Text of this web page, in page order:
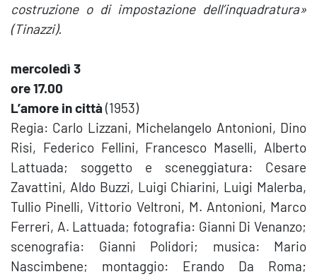
costruzione o di impostazione dell’inquadratura»
(Tinazzi).
mercoledì 3
ore 17.00
L’amore in città(1953)
Regia: Carlo Lizzani, Michelangelo Antonioni, Dino
Risi, Federico Fellini, Francesco Maselli, Alberto
Lattuada; soggetto e sceneggiatura: Cesare
Zavattini, Aldo Buzzi, Luigi Chiarini, Luigi Malerba,
Tullio Pinelli, Vittorio Veltroni, M. Antonioni, Marco
Ferreri, A. Lattuada; fotografia: Gianni Di Venanzo;
scenografia: Gianni Polidori; musica: Mario
Nascimbene; montaggio: Erando Da Roma;